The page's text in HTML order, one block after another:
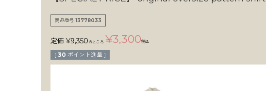
商品番号 13778033
定価 ¥9,350 のところ ¥3,300税込
[ 30 ポイント進呈 ]